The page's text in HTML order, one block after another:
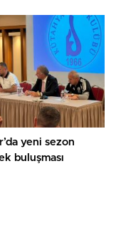
yeni sezon
buluşması